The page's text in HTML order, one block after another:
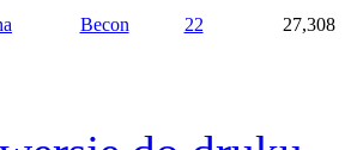
Becon 22 27,308